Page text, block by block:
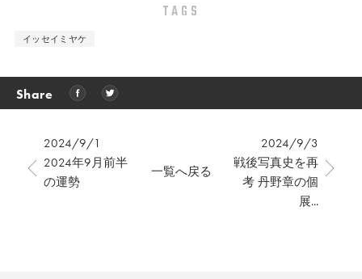
TAGS
イッセイミヤケ
Share
2024/9/1
2024年9月前半
の運勢
2024/9/3
戦後写真史を再
考 丹野章の個
展...
一覧へ戻る